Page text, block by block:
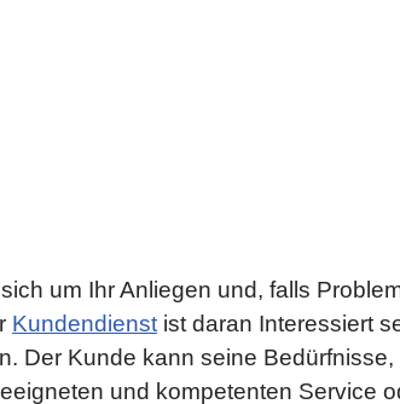
um Ihr Anliegen und, falls
Kundendienst ist daran Interessiert
Der Kunde kann seine
und kompetenten Service